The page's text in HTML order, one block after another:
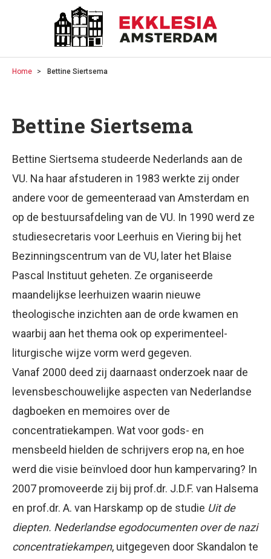
Home Bettine Siertsema
Bettine Siertsema
Bettine Siertsema studeerde Nederlands aan de
VU. Na haar afstuderen in 1983 werkte zij onder
andere voor de gemeenteraad van Amsterdam en
op de bestuursafdeling van de VU. In 1990 werd ze
studiesecretaris voor Leerhuis en Viering bij het
Bezinningscentrum van de VU, later het Blaise
Pascal Instituut geheten. Ze organiseerde
maandelijkse leerhuizen waarin nieuwe
theologische inzichten aan de orde kwamen en
waarbij aan het thema ook op experimenteel-
liturgische wijze vorm werd gegeven.
Vanaf 2000 deed zij daarnaast onderzoek naar de
levensbeschouwelijke aspecten van Nederlandse
dagboeken en memoires over de
concentratiekampen. Wat voor gods- en
mensbeeld hielden de schrijvers erop na, en hoe
werd die visie beïnvloed door hun kampervaring? In
2007 promoveerde zij bij prof.dr. J.D.F. van Halsema
en prof.dr. A. van Harskamp op de studie Uit de
diepten. Nederlandse egodocumenten over de nazi
concentratiekampen, uitgegeven door Skandalon te